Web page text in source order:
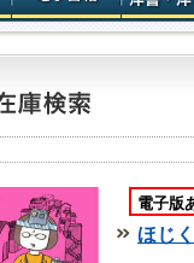
電子版
ほじ